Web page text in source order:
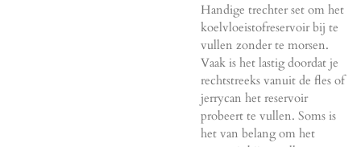
Handige trechter set om het
koelvloeistofreservoir bij te
vullen zonder te morsen.
Vaak is het lastig doordat je
rechtstreeks vanuit de fles of
jerrycan het reservoir
probeert te vullen. Soms is
het van belang om het